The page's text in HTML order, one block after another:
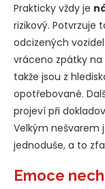
Prakticky vždy je
rizikový. Potvrzuje
odcizených
vráceno zpátky
takže jsou z
opotřebované.
projeví při
Velkým nešvarem
jednoduše, a to
Emoce